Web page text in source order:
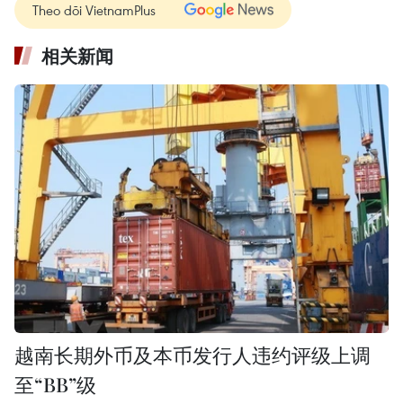
Theo dõi VietnamPlus
相关新闻
越南长期外币及本币发行人违约评级上调
至“BB”级